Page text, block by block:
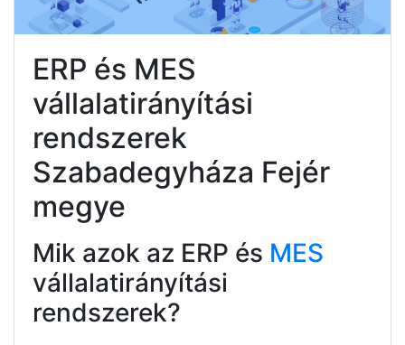
ERP és MES
vállalatirányítási
rendszerek
Szabadegyháza Fejér
megye
Mik azok az ERP és MES
vállalatirányítási
rendszerek?